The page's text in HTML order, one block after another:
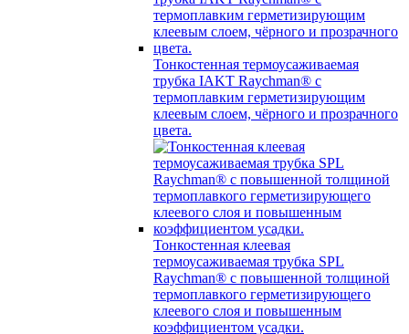
Тонкостенная термоусаживаемая
трубка IAKT Raychman® с
термоплавким герметизирующим
клеевым слоем, чёрного и прозрачного
цвета.
Тонкостенная клеевая
термоусаживаемая трубка SPL
Raychman® с повышенной толщиной
термоплавкого герметизирующего
клеевого слоя и повышенным
коэффициентом усадки.